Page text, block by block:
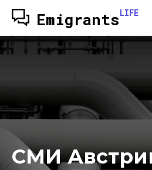
EmigrantsLIFE
СМИ